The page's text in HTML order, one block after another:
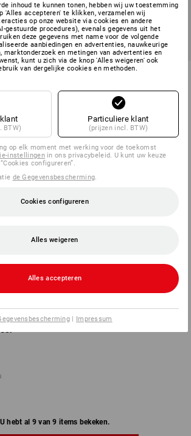
Wandasbak
(incl. BTW) v.a. 2 stuks
U hebt al 9 van 9 items bekeken.
inhoud te kunnen tonen, hebben wij uw toestemming
'Alles accepteren' te klikken, verzamelen wij
op onze website via cookies en andere
gestuurde procedures), evenals gegevens uit het
deze gegevens met name voor de volgende
aanbiedingen en advertenties, nauwkeurige
marktonderzoek en metingen van advertenties en
kunt u zich via de knop 'Alles weigeren' ook
van dergelijke cookies en methoden.
BTW)
Particuliere klant
(prijzen incl. BTW)
op elk moment met werking voor de toekomst
instellingenin ons privacybeleid. U kunt uw keuze
configureren”.
de Gegevensbescherming
Cookies configureren
Alles weigeren
Alles accepteren
| Impressum